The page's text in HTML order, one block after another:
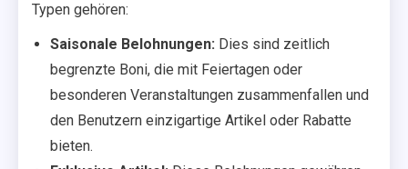
Typen gehören:
Saisonale Belohnungen: Dies sind zeitlich
begrenzte Boni, die mit Feiertagen oder
besonderen Veranstaltungen zusammenfallen und
den Benutzern einzigartige Artikel oder Rabatte
bieten.